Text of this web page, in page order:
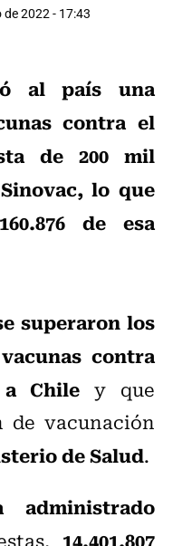
2022 - 17:43
al país una
contra el
de 200 mil
lo que
de esa
superaron los
contra
a Chile y que
vacunación
de Salud.
administrado
14.401.807